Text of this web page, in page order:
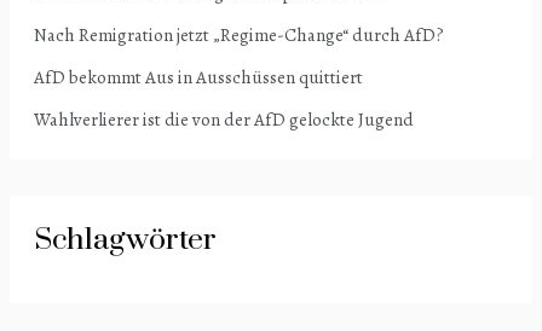
Nach Remigration jetzt „Regime-Change“ durch AfD?
AfD bekommt Aus in Ausschüssen quittiert
Wahlverlierer ist die von der AfD gelockte Jugend
Schlagwörter